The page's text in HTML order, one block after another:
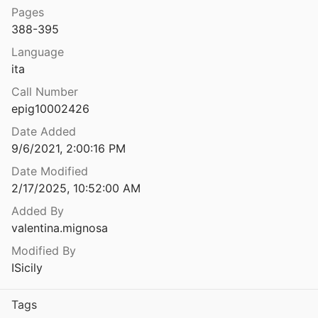
della 'chora Katanaia'
1994
della chora Katania
1996
della Sicilia Romana
1972
epigraﬁche
1964
Pages
388-395
Language
ita
Call Number
epig10002426
Date Added
9/6/2021, 2:00:16 PM
Date Modified
2/17/2025, 10:52:00 AM
Added By
valentina.mignosa
Modified By
ISicily
Tags